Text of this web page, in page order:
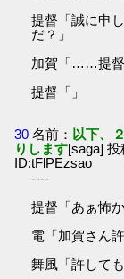
提督「誠に申
だ？」
加賀「……提督
提督「」
30 名前： 以下、
りします[saga]
ID:tFlPEzsao
----
提督「あぁ怖か
電「加賀さん
舞風「許して